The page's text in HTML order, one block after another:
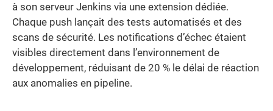
à son serveur Jenkins via une extension dédiée.
Chaque push lançait des tests automatisés et des
scans de sécurité. Les notifications d’échec étaient
visibles directement dans l’environnement de
développement, réduisant de 20 % le délai de réaction
aux anomalies en pipeline.